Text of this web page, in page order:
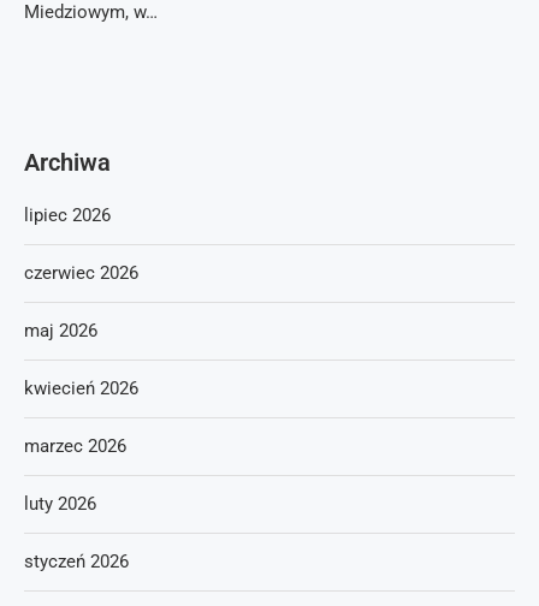
Miedziowym, w…
Archiwa
lipiec 2026
czerwiec 2026
maj 2026
kwiecień 2026
marzec 2026
luty 2026
styczeń 2026